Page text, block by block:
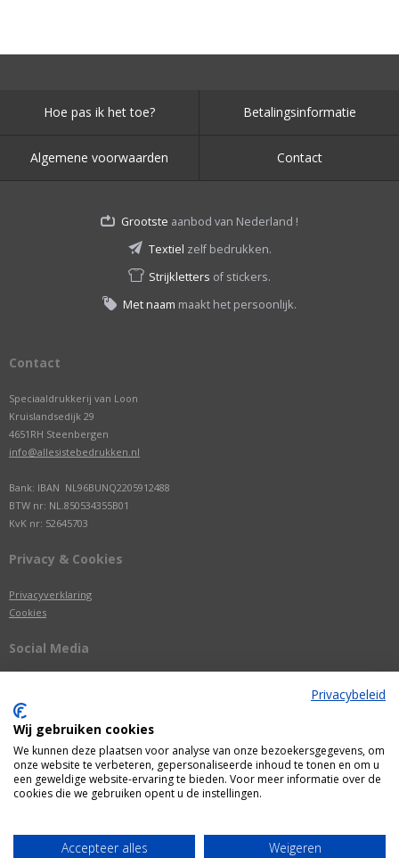
Hoe pas ik het toe? Betalingsinformatie
Algemene voorwaarden Contact
Grootste aanbod van Nederland !
Textiel zelf bedrukken.
Strijkletters of stickers.
Met naam maakt het persoonlijk.
Contact
Speciaaldrukkerij van Loon
Kruislandsedijk 29
4651RH Steenbergen
info@allesistebedrukken.nl
Bank: IBAN NL96BUNQ2205912488
BTW nr: NL.850534355B01
KvK nr: 52645703
Privacy & Cookies
Privacyverklaring
Cookies
Social Media
Privacybeleid
Wij gebruiken cookies
We kunnen deze plaatsen voor analyse van onze bezoekersgegevens, om
onze website te verbeteren, gepersonaliseerde inhoud te tonen en om u
een geweldige website-ervaring te bieden. Voor meer informatie over de
cookies die we gebruiken opent u de instellingen.
Accepteer alles Weigeren